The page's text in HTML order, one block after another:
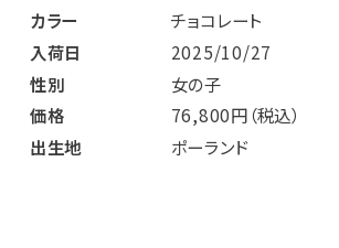
カラー
チョコレート
入荷日
2025/10/27
性別
女の子
価格
76,800円（税込）
出生地
ポーランド